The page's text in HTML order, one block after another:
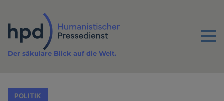
Inhalt
Menu
Der säkulare Blick auf die Welt.
POLITIK